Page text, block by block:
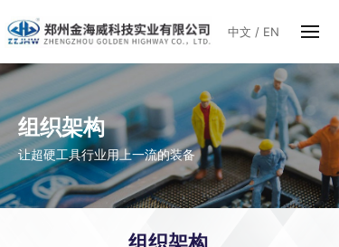
中文 / EN
组织架构
让超硬工具行业用上一流的装备